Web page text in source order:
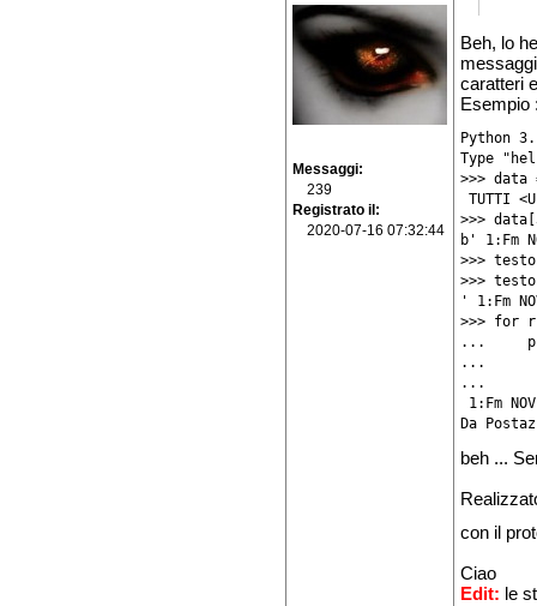
Messaggi
239
Registrato il
2020-07-16 07:32:44
Beh, lo
caratteri
Esempio
Python
Type
>>> data
TUTTI
>>>
b' 1:Fm
>>>
>>> testo
' 1:Fm
>>>
...
...
...
1:Fm
Da
beh ...
con il
Ciao
Edit: le